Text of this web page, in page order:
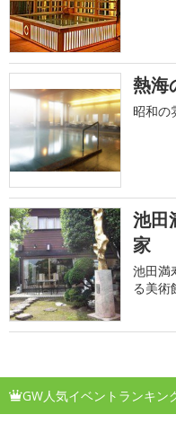
熱海
昭和の
池田
家
池田満
る美術
GW人気イベントランキン